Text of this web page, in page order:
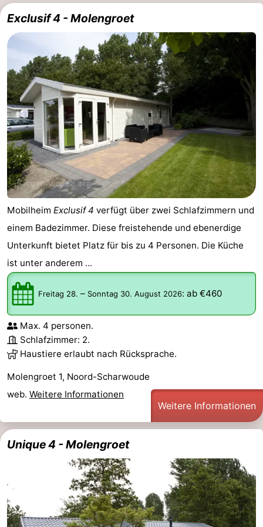
Exclusif 4 - Molengroet
Mobilheim Exclusif 4 verfügt über zwei Schlafzimmern und
einem Badezimmer. Diese freistehende und ebenerdige
Unterkunft bietet Platz für bis zu 4 Personen. Die Küche
ist unter anderem ...
Freitag 28. – Sonntag 30. August 2026: ab €460
Max. 4 personen.
Schlafzimmer: 2.
Haustiere erlaubt nach Rücksprache.
Molengroet 1, Noord-Scharwoude
web. Weitere Informationen
Weitere Informationen
Unique 4 - Molengroet